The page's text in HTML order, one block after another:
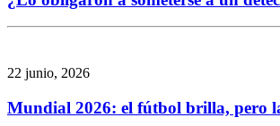
22 junio, 2026
Mundial 2026: el fútbol brilla, pero